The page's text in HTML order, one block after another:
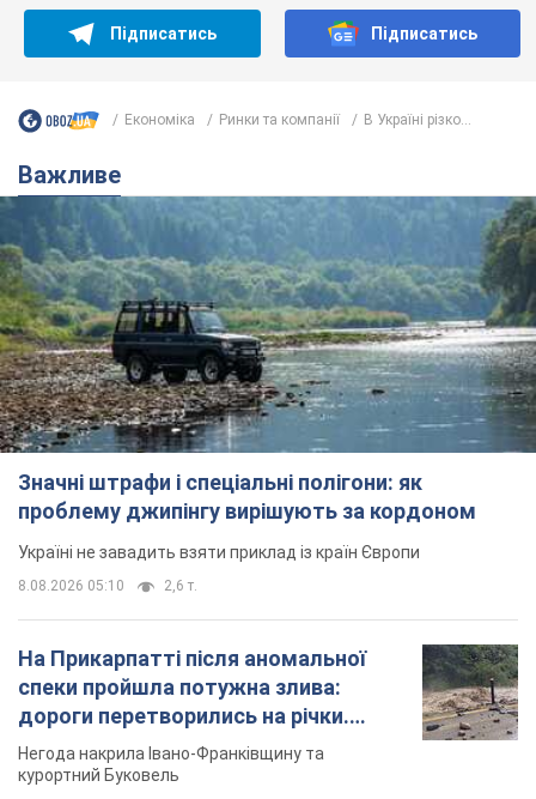
Підписатись Підписатись
Економіка Ринки та компанії В Україні різко...
Важливе
Значні штрафи і спеціальні полігони: як
проблему джипінгу вирішують за кордоном
Україні не завадить взяти приклад із країн Європи
8.08.2026 05:10 2,6 т.
На Прикарпатті після аномальної
спеки пройшла потужна злива:
дороги перетворились на річки.
Відео
Негода накрила Івано-Франківщину та
курортний Буковель